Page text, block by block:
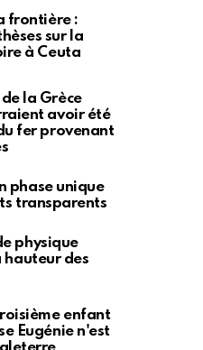
frontière :
sur la
à Ceuta
la Grèce
avoir été
fer provenant
phase unique
transparents
physique
hauteur des
enfant
Eugénie n'est